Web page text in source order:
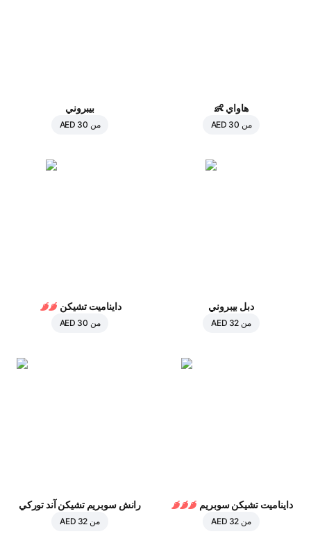
هاواي 👶
من AED 30
بيبروني
من AED 30
دبل بيبروني
من AED 32
دايناميت تشيكن
من AED 30
دايناميت تشيكن سوبريم
من AED 32
رانش سوبريم تشيكن آند توركي
من AED 32